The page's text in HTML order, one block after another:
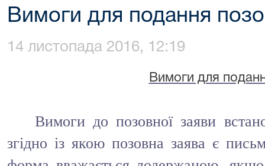
Вимоги для подання
14 листопада 2016, 12:19
Вимоги для
Вимоги до позовної заяви
згідно із якою позовна заява є